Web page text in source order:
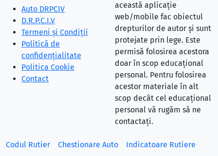
Auto DRPCIV
D.R.P.C.I.V
Termeni și Condiții
Politică de
confidențialitate
Politica Cookie
Contact
această aplicație
web/mobile fac obiectul
drepturilor de autor și sunt
protejate prin lege. Este
permisă folosirea acestora
doar în scop educațional
personal. Pentru folosirea
acestor materiale în alt
scop decât cel educațional
personal vă rugăm să ne
contactați.
Codul Rutier Chestionare Auto Indicatoare Rutiere